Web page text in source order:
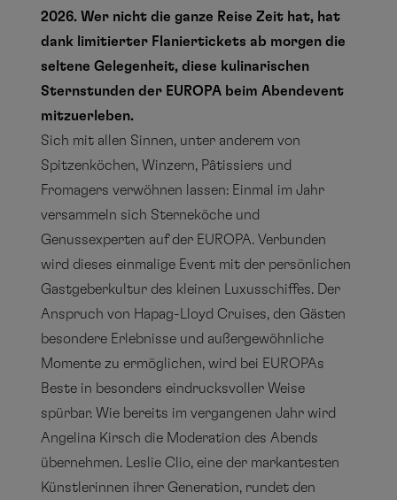
2026. Wer nicht die ganze Reise Zeit hat, hat
dank limitierter Flaniertickets ab morgen die
seltene Gelegenheit, diese kulinarischen
Sternstunden der EUROPA beim Abendevent
mitzuerleben.
Sich mit allen Sinnen, unter anderem von
Spitzenköchen, Winzern, Pâtissiers und
Fromagers verwöhnen lassen: Einmal im Jahr
versammeln sich Sterneköche und
Genussexperten auf der EUROPA. Verbunden
wird dieses einmalige Event mit der persönlichen
Gastgeberkultur des kleinen Luxusschiffes. Der
Anspruch von Hapag-Lloyd Cruises, den Gästen
besondere Erlebnisse und außergewöhnliche
Momente zu ermöglichen, wird bei EUROPAs
Beste in besonders eindrucksvoller Weise
spürbar. Wie bereits im vergangenen Jahr wird
Angelina Kirsch die Moderation des Abends
übernehmen. Leslie Clio, eine der markantesten
Künstlerinnen ihrer Generation, rundet den